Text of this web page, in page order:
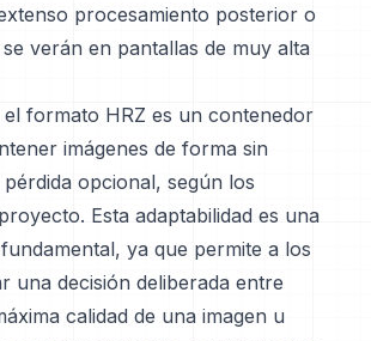
procesamiento posterior o
verán en pantallas de muy alta
formato HRZ es un contenedor
imágenes de forma sin
opcional, según los
Esta adaptabilidad es una
ya que permite a los
una decisión deliberada entre
calidad de una imagen u